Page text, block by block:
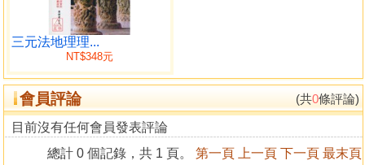
父母、江西、江東卦表
卦、星、數、陰陽之配置
龍山向水之關係
生成之數
合十之數
(一)順子局
(二)逆子局
第二篇六十四卦龍山向水
三元法地理理...
NT$348元
會員評論 (共0條評論)
目前沒有任何會員發表評論
總計 0 個記錄，共 1 頁。 第一頁 上一頁 下一頁 最末頁